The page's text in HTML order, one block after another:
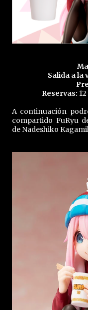
Salida a la
Reservas:
A continuación
compartido FuRyu
de Nadeshiko